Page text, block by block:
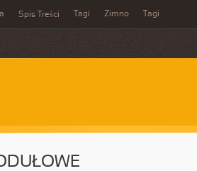
Spis Treści Tagi Zimno Tagi
–